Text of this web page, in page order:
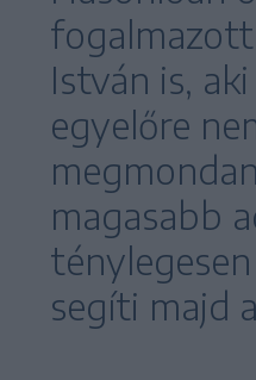
István is,
egyelőre
magasabb
segíti majd